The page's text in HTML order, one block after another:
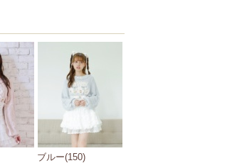
ブルー(150)